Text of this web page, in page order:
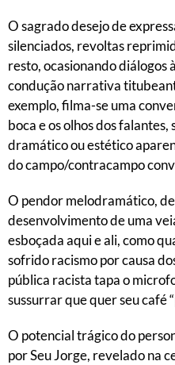
O sagrado desejo de
silenciados, revoltas
resto, ocasionando diálogos
condução narrativa
exemplo, filma-se uma
boca e os olhos dos
dramático ou estético
do campo/contracampo
O pendor melodramático,
desenvolvimento de uma
esboçada aqui e ali, como
sofrido racismo por causa
pública racista tapa o
sussurrar que quer seu café
O potencial trágico do
por Seu Jorge, revelado na